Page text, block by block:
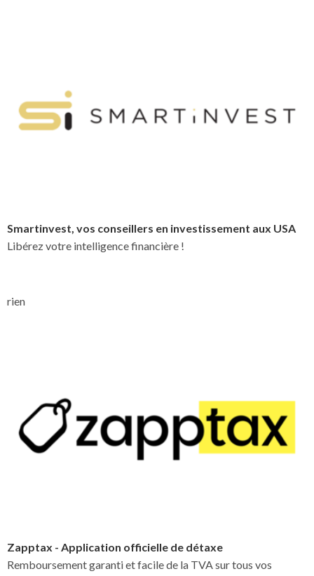
Smartinvest, vos conseillers en investissement aux USA
Libérez votre intelligence financière !
rien
Zapptax - Application officielle de détaxe
Remboursement garanti et facile de la TVA sur tous vos